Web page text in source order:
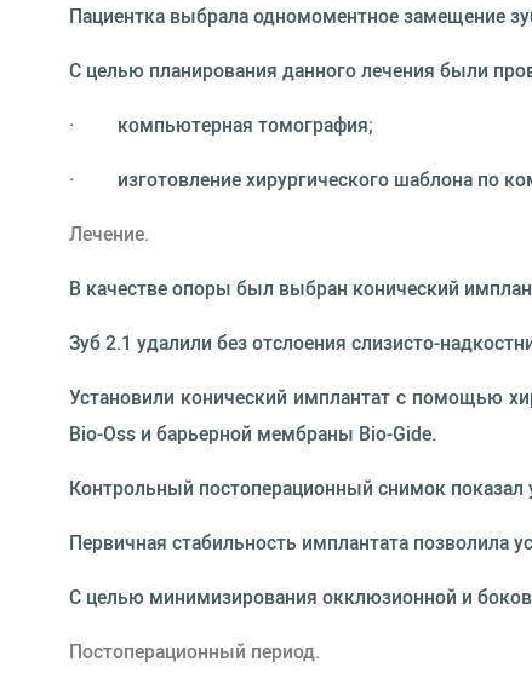
Пациентка выбрала одномоментное замещение
С целью планирования данного лечения были
· компьютерная томография;
· изготовление хирургического шаблона по
Лечение.
В качестве опоры был выбран конический
Зуб 2.1 удалили без отслоения слизисто-
Установили конический имплантат с помощью
Bio-Oss и барьерной мембраны Bio-Gide.
Контрольный постоперационный снимок показал
Первичная стабильность имплантата позволила
С целью минимизирования окклюзионной и
Постоперационный период.